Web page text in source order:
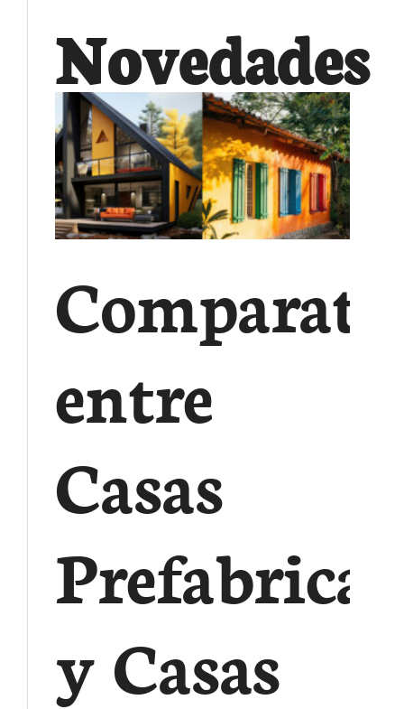
Novedades
entre
Casas
y Casas